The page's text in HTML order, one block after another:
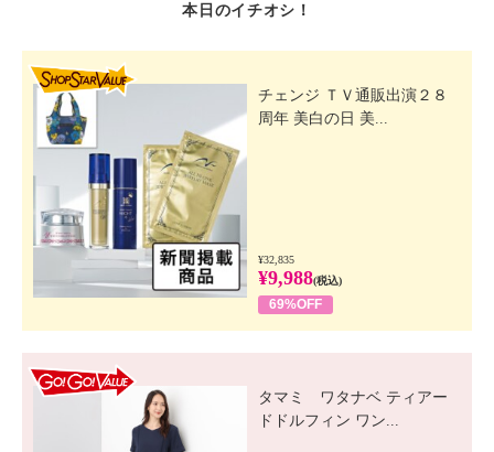
本日のイチオシ！
チェンジ ＴＶ通販出演２８
周年 美白の日 美...
¥32,835
¥9,988(税込)
69%OFF
タマミ ワタナベ ティアー
ドドルフィン ワン...